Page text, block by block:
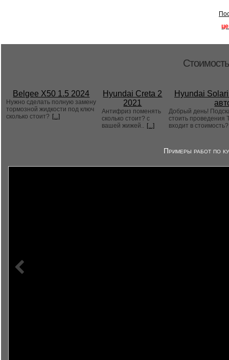
Belgee X50 1.5 2024
Нужно сделать полную замену
тормозной жидкости под ключ
сколько стоит? [...]
Hyundai Creta 2
2021
Антифриз поменять
сколько стоит? с
вашей жижей.. [...]
Hyundai
Добрый день!
стоить проведения
входит в
Примеры работ по